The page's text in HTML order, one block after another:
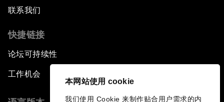
本网站使用 cookie
我们使用 Cookie 来制作贴合用户需求的内
联系我们
快捷链接
论坛可持续性
工作机会